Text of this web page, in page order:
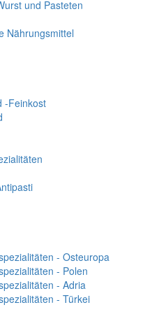
und Pasteten
Nährungsmittel
-Feinkost
- Osteuropa
- Polen
- Adria
- Türkei